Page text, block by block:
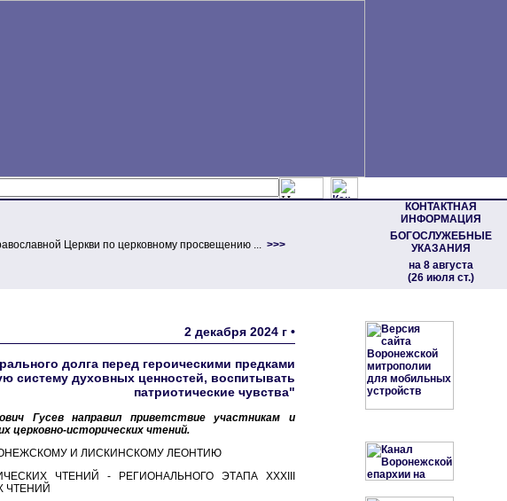
КОНТАКТНАЯ
ИНФОРМАЦИЯ
БОГОСЛУЖЕБНЫЕ
УКАЗАНИЯ
на 8 августа
(26 июля ст.)
Церкви по церковному просвещению ... >>>
2 декабря 2024 г •
долга перед героическими предками
систему духовных ценностей, воспитывать
патриотические чувства"
Гусев направил приветствие участникам и
церковно-исторических чтений.
И ЛИСКИНСКОМУ ЛЕОНТИЮ
ЧТЕНИЙ - РЕГИОНАЛЬНОГО ЭТАПА XXXIII
ЧТЕНИЙ